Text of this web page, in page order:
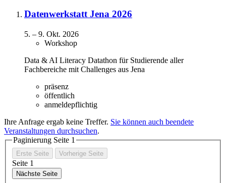
Datenwerkstatt Jena 2026
5. – 9. Okt. 2026
Workshop
Data & AI Literacy Datathon für Studierende aller
Fachbereiche mit Challenges aus Jena
präsenz
öffentlich
anmeldepflichtig
Ihre Anfrage ergab keine Treffer. Sie können auch beendete
Veranstaltungen durchsuchen.
Paginierung Seite 1
Erste Seite Vorherige Seite
Seite 1
Nächste Seite